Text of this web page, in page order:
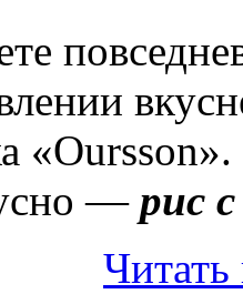
— рис